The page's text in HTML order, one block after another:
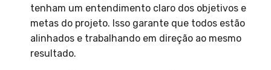
tenham um entendimento claro dos objetivos e
metas do projeto. Isso garante que todos estão
alinhados e trabalhando em direção ao mesmo
resultado.